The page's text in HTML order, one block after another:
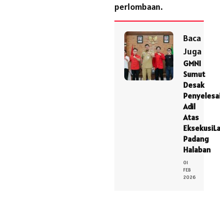
perlombaan.
Baca
Juga
GMNI
Sumut
Desak
Adil
Atas
Padang
Halaban
01
FEB
2026